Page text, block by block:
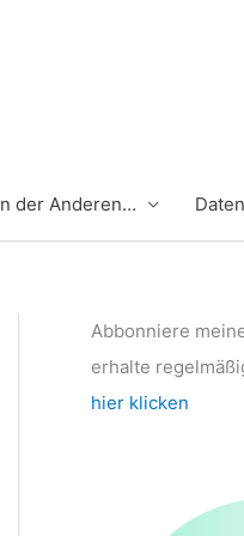
der Anderen…
Abbonniere
erhalte
hier klicken